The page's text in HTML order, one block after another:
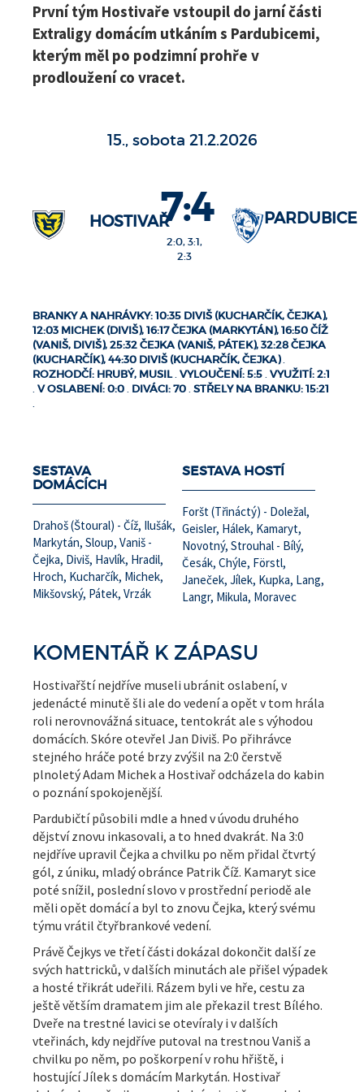
První tým Hostivaře vstoupil do jarní části
Extraligy domácím utkáním s Pardubicemi,
kterým měl po podzimní prohře v
prodloužení co vracet.
15., sobota 21.2.2026
HOSTIVAŘ7:4
2:0, 3:1,
2:3
PARDUBICE
BRANKY A NAHRÁVKY: 10:35 DIVIŠ (KUCHARČÍK, ČEJKA),
12:03 MICHEK (DIVIŠ), 16:17 ČEJKA (MARKYTÁN), 16:50 ČÍŽ
(VANIŠ, DIVIŠ), 25:32 ČEJKA (VANIŠ, PÁTEK), 32:28 ČEJKA
(KUCHARČÍK), 44:30 DIVIŠ (KUCHARČÍK, ČEJKA).
ROZHODČÍ: HRUBÝ, MUSIL. VYLOUČENÍ: 5:5. VYUŽITÍ: 2:1
. V OSLABENÍ: 0:0. DIVÁCI: 70. STŘELY NA BRANKU: 15:21
.
SESTAVA
DOMÁCÍCH
Drahoš (Štoural) - Číž, Ilušák,
Markytán, Sloup, Vaniš -
Čejka, Diviš, Havlík, Hradil,
Hroch, Kucharčík, Michek,
Mikšovský, Pátek, Vrzák
SESTAVA HOSTÍ
Foršt (Třináctý) - Doležal,
Geisler, Hálek, Kamaryt,
Novotný, Strouhal - Bílý,
Česák, Chýle, Förstl,
Janeček, Jílek, Kupka, Lang,
Langr, Mikula, Moravec
KOMENTÁŘ K ZÁPASU
Hostivařští nejdříve museli ubránit oslabení, v
jedenácté minutě šli ale do vedení a opět v tom hrála
roli nerovnovážná situace, tentokrát ale s výhodou
domácích. Skóre otevřel Jan Diviš. Po přihrávce
stejného hráče poté brzy zvýšil na 2:0 čerstvě
plnoletý Adam Michek a Hostivař odcházela do kabin
o poznání spokojenější.
Pardubičtí působili mdle a hned v úvodu druhého
dějství znovu inkasovali, a to hned dvakrát. Na 3:0
nejdříve upravil Čejka a chvilku po něm přidal čtvrtý
gól, z úniku, mladý obránce Patrik Číž. Kamaryt sice
poté snížil, poslední slovo v prostřední periodě ale
měli opět domácí a byl to znovu Čejka, který svému
týmu vrátil čtyřbrankové vedení.
Právě Čejkys ve třetí části dokázal dokončit další ze
svých hattricků, v dalších minutách ale přišel výpadek
a hosté třikrát udeřili. Rázem byli ve hře, cestu za
ještě větším dramatem jim ale překazil trest Bílého.
Dveře na trestné lavici se otevíraly i v dalších
vteřinách, kdy nejdříve putoval na trestnou Vaniš a
chvilku po něm, po poškorpení v rohu hřiště, i
hostující Jílek s domácím Markytán. Hostivař